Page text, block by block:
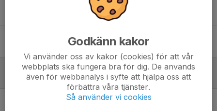
Påminnelse städuppdraget
Städuppdrag aug-festen
8 jul, 09:37 0
Kiosktjänst augusti
30 jun, 05:13 0
Påminnelse uppdrag vårdnadshavare jönsbergska
Godkänn kakor
Vi använder oss av kakor (cookies) för att vår
webbplats ska fungera bra för dig. De används
även för webbanalys i syfte att hjälpa oss att
förbättra våra tjänster.
Så använder vi cookies